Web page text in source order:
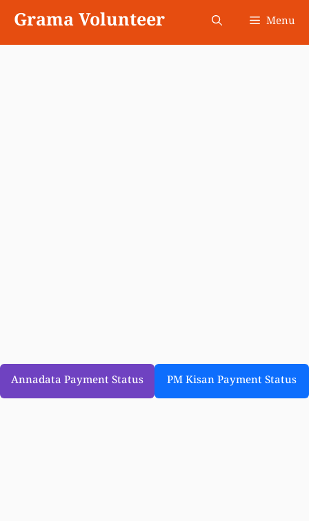
content
Grama Volunteer Menu
Annadata Payment Status PM Kisan Payment Status